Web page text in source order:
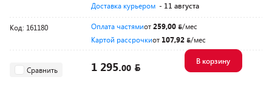
Доставка курьером - 11 августа
Код: 161180 Оплата частямиот259,00
/мес
Картой рассрочкиот 107,92 /мес
Сравнить 1 295.00
В корзину